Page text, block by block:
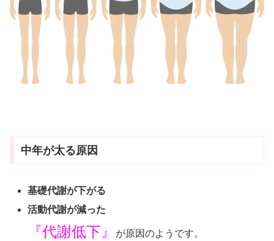
中年が太る原因
基礎代謝が下がる
活動代謝が減った
『代謝低下』 が原因のようです。